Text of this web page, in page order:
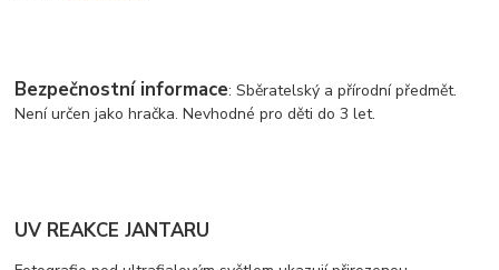
Bezpečnostní informace: Sběratelský a přírodní předmět.
Není určen jako hračka. Nevhodné pro děti do 3 let.
UV REAKCE JANTARU